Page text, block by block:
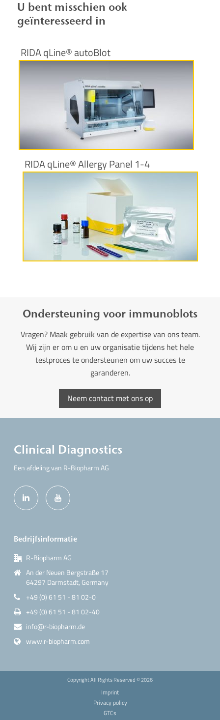
U bent misschien ook
geïnteresseerd in
RIDA qLine® autoBlot
More information
RIDA qLine® Allergy Panel 1-4
More information
Ondersteuning voor immunoblots
Vragen? Maak gebruik van de expertise van ons team.
Wij zijn er om u en uw organisatie tijdens het hele
testproces te ondersteunen om uw succes te
garanderen.
Neem contact met ons op
Clinical Diagnostics
Een afdeling van R-Biopharm AG
Bedrijfsinformatie
R-Biopharm AG
An der Neuen Bergstraße 17
64297 Darmstadt, Germany
+49 (0) 61 51 - 81 02-0
+49 (0) 61 51 - 81 02-40
info@r-biopharm.de
www.r-biopharm.com
Copyright All Rights Reserved ©2026
Imprint
Privacy policy
GTCs